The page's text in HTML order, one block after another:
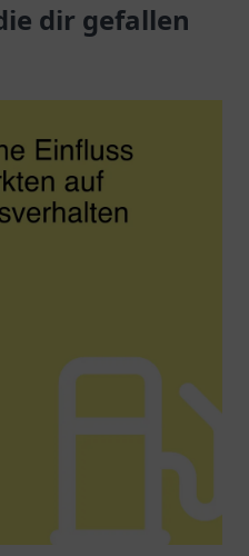
Träume.
dir gefallen